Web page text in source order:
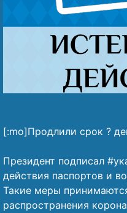
[:mo]Продлили срок ?
Президент подписал
действия паспортов и
Такие меры
распространения